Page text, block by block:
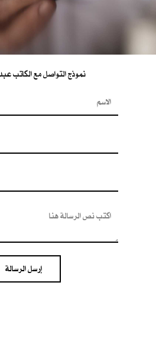
نموذج التواصل مع الكاتب
إرسل الرسالة